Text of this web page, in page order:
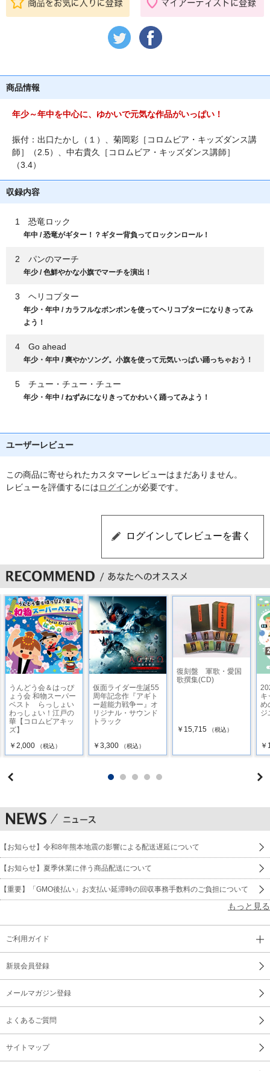
商品情報
年少～年中を中心に、ゆかいで元気な作品がいっぱい！
振付：出口たかし（１）、菊岡彩［コロムビア・キッズダンス講
師］（2.5）、中右貴久［コロムビア・キッズダンス講師］
（3.4）
収録内容
1 恐竜ロック
年中 / 恐竜がギター！？ギター背負ってロックンロール！
2 パンのマーチ
年少 / 色鮮やかな小旗でマーチを演出！
3 ヘリコプター
年少・年中 / カラフルなポンポンを使ってヘリコプターになりきってみ
よう！
4 Go ahead
年少・年中 / 爽やかソング。小旗を使って元気いっぱい踊っちゃおう！
5 チュー・チュー・チュー
年少・年中 / ねずみになりきってかわいく踊ってみよう！
ユーザーレビュー
この商品に寄せられたカスタマーレビューはまだありません。
レビューを評価するにはログインが必要です。
うんどう会＆はっぴ
ょう会 和物スーパー
ベスト らっしょい
わっしょい！江戸の
華【コロムビアキッ
ズ】
￥2,000
（税込）
仮面ライダー生誕55
周年記念作『アギト
ー超能力戦争ー』オ
リジナル・サウンド
トラック
￥3,300 （税込）
復刻盤 軍歌・愛国
歌撰集(CD)
￥15,715 （税込）
キ
め
ジ
【お知らせ】令和8年熊本地震の影響による配送遅延について
【お知らせ】夏季休業に伴う商品配送について
【重要】「GMO後払い」お支払い延滞時の回収事務手数料のご負担について
もっと見る
ご利用ガイド
新規会員登録
メールマガジン登録
よくあるご質問
サイトマップ